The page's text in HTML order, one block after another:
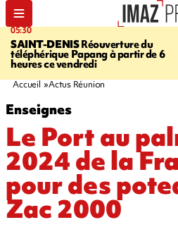
05:30
SAINT-DENISRéouverture du
téléphérique Papang à partir de 6
heures ce vendredi
Accueil Actus Réunion
Enseignes
Le Port au
2024 de la
pour des
Zac 2000